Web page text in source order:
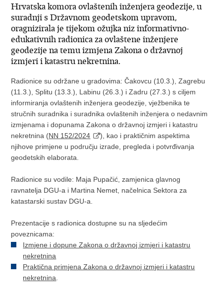
Hrvatska komora ovlaštenih inženjera geodezije, u
suradnji s Državnom geodetskom upravom,
oragnizirala je tijekom ožujka niz informativno-
edukativnih radionica za ovlaštene inženjere
geodezije na temu izmjena Zakona o državnoj
izmjeri i katastru nekretnina.
Radionice su održane u gradovima: Čakovcu (10.3.), Zagrebu
(11.3.), Splitu (13.3.), Labinu (26.3.) i Zadru (27.3.) s ciljem
informiranja ovlaštenih inženjera geodezije, vježbenika te
stručnih suradnika i suradnika ovlaštenih inženjera o nedavnim
izmjenama i dopunama Zakona o državnoj izmjeri i katastru
nekretnina (NN 152/2024
), kao i praktičnim aspektima
njihove primjene u području izrade, pregleda i potvrđivanja
geodetskih elaborata.
Radionice su vodile: Maja Pupačić, zamjenica glavnog
ravnatelja DGU-a i Martina Nemet, načelnica Sektora za
katastarski sustav DGU-a.
Prezentacije s radionica dostupne su na sljedećim
poveznicama:
Izmjene i dopune Zakona o državnoj izmjeri i katastru
nekretnina
Praktična primjena Zakona o državnoj izmjeri i katastru
nekretnina